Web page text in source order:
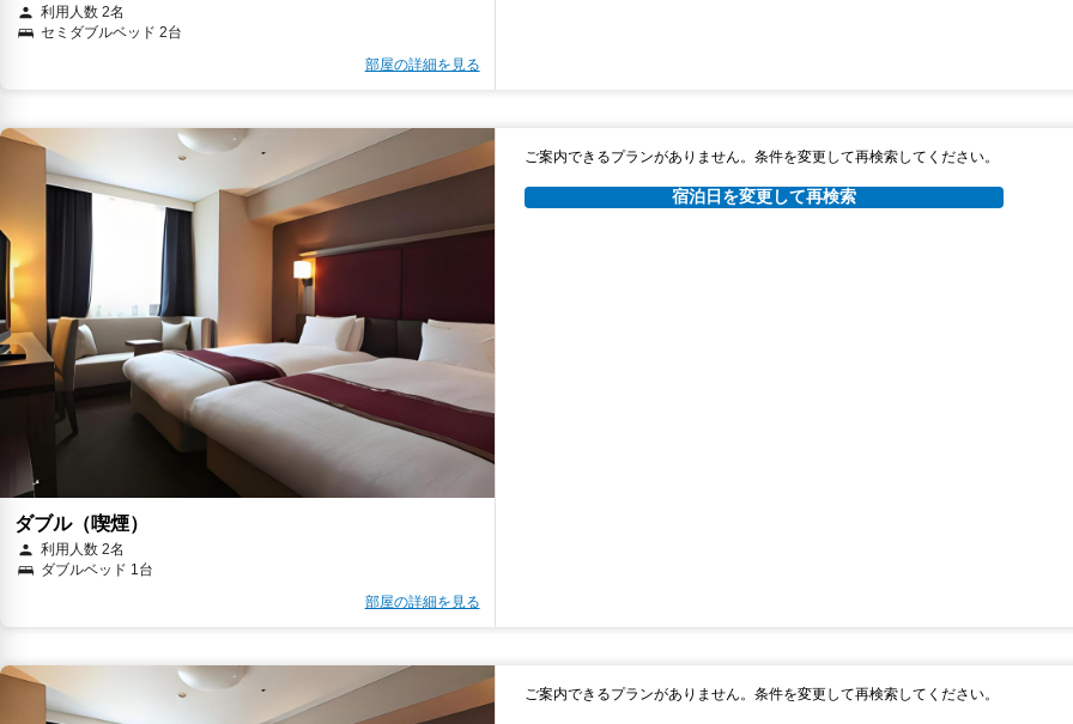
利用人数 2名
セミダブルベッド 2台
部屋の詳細を見る
ダブル（喫煙）
利用人数 2名
ダブルベッド 1台
部屋の詳細を見る
ご案内できるプランがありません。条件を変更して再検索してください。
宿泊日を変更して再検索
ご案内できるプランがありません。条件を変更して再検索してください。